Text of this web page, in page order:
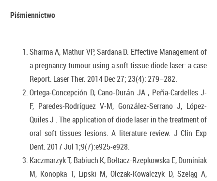
Piśmiennictwo
SharmaA, MathurVP,SardanaD. Effective Management of
a pregnancy tumour using a soft tissue diode laser: a case
Report. Laser Ther.2014 Dec 27; 23(4): 279–282.
Ortega-Concepción D, Cano-Durán JA , Peña-CardellesJ-
F, Paredes-RodríguezV-M, González-SerranoJ, López-
QuilesJ . The application of diode laser in the treatment of
oral soft tissues lesions. A literature review. J Clin Exp
Dent. 2017 Jul 1;9(7):e925-e928.
Kaczmarzyk T, Babiuch K, Bołtacz-Rzepkowska E, Dominiak
M, Konopka T, Lipski M, Olczak-Kowalczyk D, Szeląg A,